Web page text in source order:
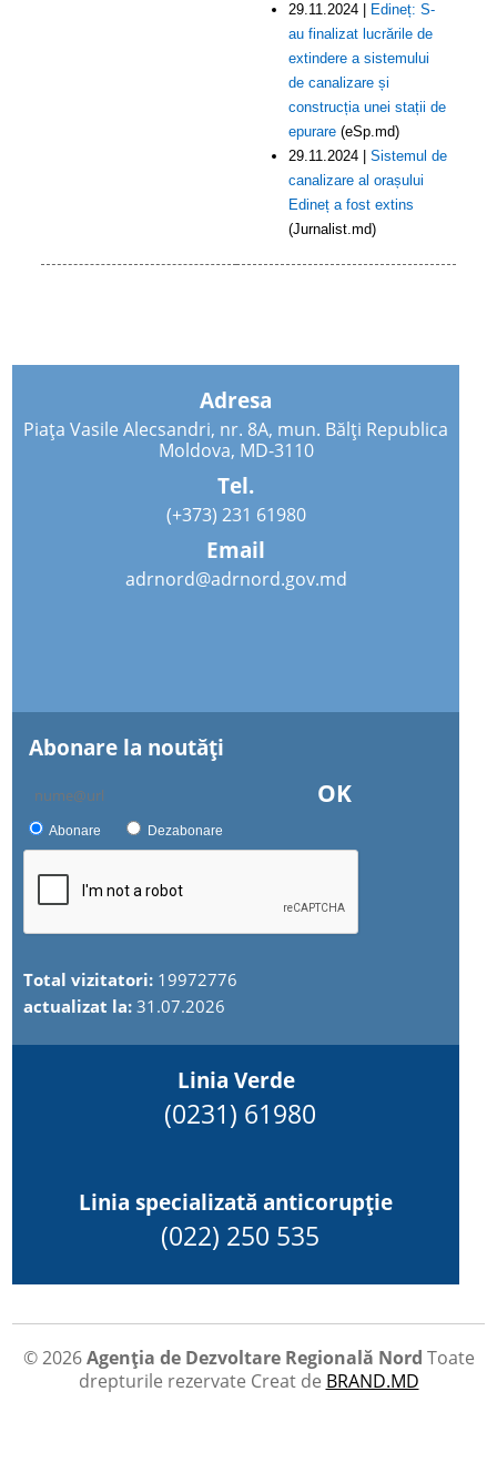
29.11.2024 |
Edineț: S-
au finalizat lucrările de
extindere a sistemului
de canalizare și
construcția unei stații de
epurare(eSp.md)
29.11.2024 | Sistemul de
canalizare al orașului
Edineț a fost extins
(Jurnalist.md)
Adresa
Piața Vasile Alecsandri, nr. 8A, mun. Bălți Republica
Moldova, MD-3110
Tel.
(+373) 231 61980
Email
adrnord@adrnord.gov.md
Abonare la noutăţi
OK
Abonare Dezabonare
Total vizitatori: 19972776
actualizat la:31.07.2026
Linia Verde
(0231) 61980
Linia specializată anticorupție
(022) 250 535
© 2026Agenția de Dezvoltare Regională Nord Toate
drepturile rezervate Creat de BRAND.MD